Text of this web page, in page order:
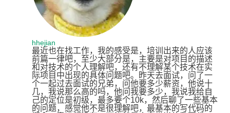
hhejian
最近也在找工作，我的感受是，培训出来的人应该
前篇一律吧，至少大部分是，主要是对项目的描述
和对技术的个人理解吧，还有不理解某个技术在实
际项目中出现的具体问题吧。昨天去面试，问了一
个一起过去面试的兄弟，问他要多少薪资，他说十
几，我说那么高的吗，他问我要多少，我说我给自
己的定位是初级，最多要个10k，然后聊了一些基本
的问题，感觉他不是很理解吧，最基本的写代码的